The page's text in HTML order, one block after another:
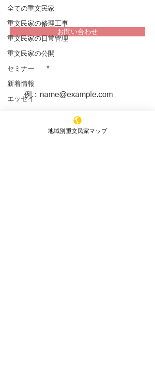
全ての重文民家
重文民家の修理工事
重文民家の日常管理
重文民家の公開
セミナー
新着情報
エッセイ
お問い合わせ
します！
購読する
地域別重文民家マップ